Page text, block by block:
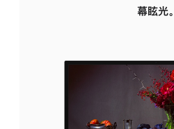
幕眩光。